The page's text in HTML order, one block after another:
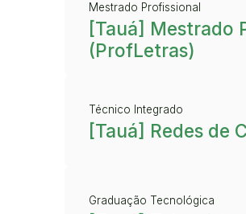
Mestrado Profissional
[Tauá] Mestrado
(ProfLetras)
Técnico Integrado
[Tauá] Redes de
Graduação Tecnológica